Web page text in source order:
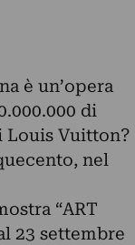
è un’opera
di
Louis Vuitton?
nel
“ART
23 settembre